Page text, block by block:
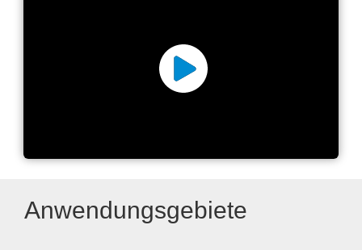
Laser micromachining
Anwendungsgebiete